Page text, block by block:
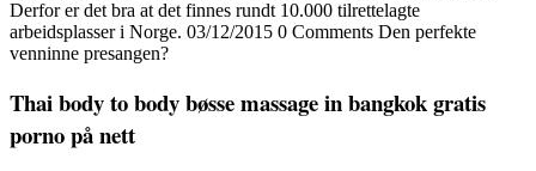
Derfor er det bra at det finnes rundt 10.000 tilrettelagte
arbeidsplasser i Norge. 03/12/2015 0 Comments Den perfekte
venninne presangen?
Thai body to body bøsse massage in bangkok gratis
porno på nett